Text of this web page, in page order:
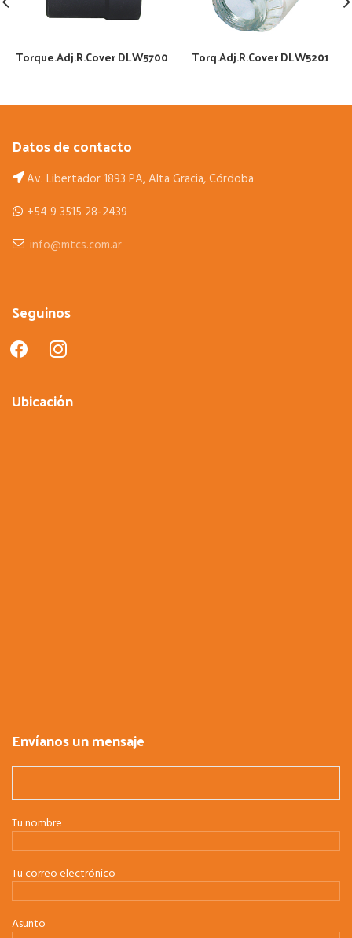
Torque.Adj.R.Cover DLW5700 Torq.Adj.R.Cover DLW5201
Datos de contacto
Av. Libertador 1893 PA, Alta Gracia, Córdoba
+54 9 3515 28-2439
info@mtcs.com.ar
Seguinos
facebookinstagram
Ubicación
Envíanos un mensaje
Tu nombre
Tu correo electrónico
Asunto